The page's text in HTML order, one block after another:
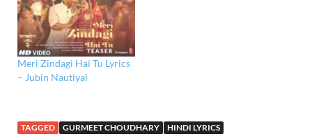
Meri Zindagi Hai Tu Lyrics
– Jubin Nautiyal
TAGGED GURMEET CHOUDHARY
HINDI LYRICS